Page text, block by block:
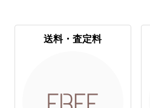
送料・査定料